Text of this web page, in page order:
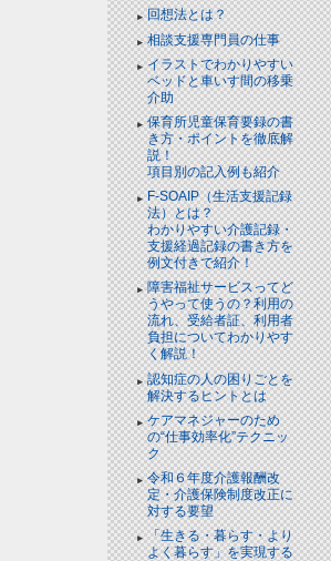
回想法とは？
相談支援専門員の仕事
イラストでわかりやすい
ベッドと⾞いす間の移乗
介助
保育所児童保育要録の書
き方・ポイントを徹底解
説！
項目別の記入例も紹介
F-SOAIP（生活支援記録
法）とは？
わかりやすい介護記録・
支援経過記録の書き方を
例文付きで紹介！
障害福祉サービスってど
うやって使うの？利用の
流れ、受給者証、利用者
負担についてわかりやす
く解説！
認知症の人の困りごとを
解決するヒントとは
ケアマネジャーのため
の“仕事効率化”テクニッ
ク
令和６年度介護報酬改
定・介護保険制度改正に
対する要望
「生きる・暮らす・より
よく暮らす」を実現する